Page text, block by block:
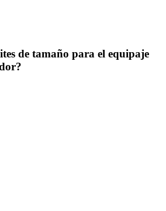
de tamaño para el equipaje